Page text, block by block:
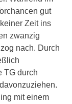
gut
Zeit ins
zwanzig
nach. Durch
TG durch
mit einem